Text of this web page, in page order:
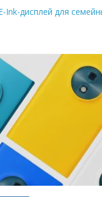
Ink-дисплей для